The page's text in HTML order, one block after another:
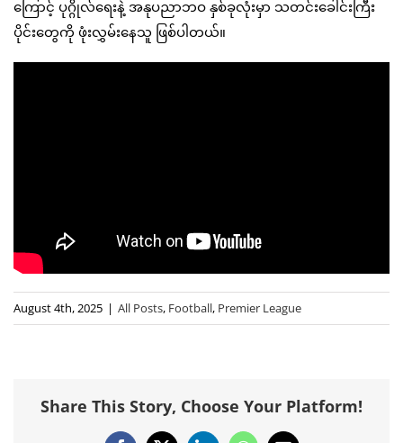
ကြောင့် ပုဂ္ဂိုလ်ရေးနဲ့ အနုပညာဘဝ နှစ်ခုလုံးမှာ သတင်းခေါင်းကြီး
ပိုင်းတွေကို ဖုံးလွှမ်းနေသူ ဖြစ်ပါတယ်။
August 4th, 2025 | All Posts, Football, Premier League
Share This Story, Choose Your Platform!